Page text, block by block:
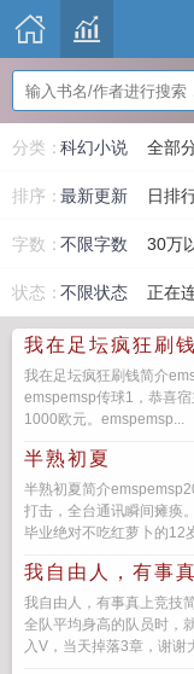
分类： 全部
科幻小说
排序： 日排
最新更新
字数：不限字数 30万
状态：不限状态 正在
我在足坛疯狂刷钱
我在足坛疯狂刷钱简介
emspemsp传球1，恭喜
1000欧元。emspemsp...
半熟初夏
半熟初夏简介
打击，全台通讯瞬间瘫痪
毕业绝对不吃红萝卜的12
我自由人，有事
我自由人，有事真上竞技
全队平均身高的队员时，
入V，当天掉落3章，谢